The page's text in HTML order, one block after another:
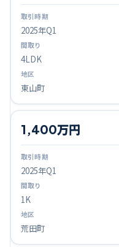
2025年Q1
4LDK
東山町
2025年Q1
1,400万円
1K
荒田町